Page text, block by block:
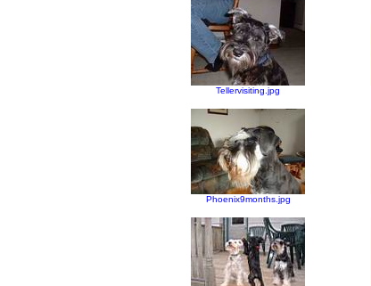
Tellervisiting.jpg
Phoenix9months.jpg